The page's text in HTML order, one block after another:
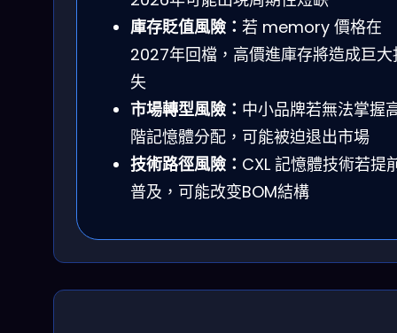
庫存貶值風險： 若 memory 價格在
2027年回檔，高價進庫存將造成巨大
失
市場轉型風險： 中小品牌若無法掌握
階記憶體分配，可能被迫退出市場
技術路徑風險： CXL 記憶體技術若提
普及，可能改变BOM結構